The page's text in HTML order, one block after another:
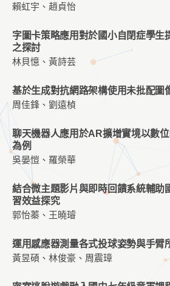
賴虹宇、趙貞怡
字圖卡策略應用對於國小自閉症學生
之探討
林貝憶、黃詩芸
基於生成對抗網路架構使用未批配圖
周佳鋒、劉遠楨
聊天機器人應用於AR擴增實境以數
為例
吳晏愷、羅榮華
結合微主題影片與即時回饋系統輔助
習效益探究
郭怡蓁、王曉璿
運用感應器測量各式投球姿勢與手臂
黃昱碩、林俊豪、周震璋